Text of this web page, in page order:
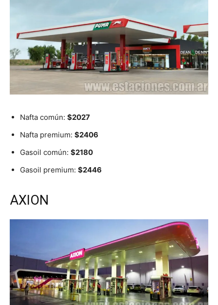
Nafta común: $2027
Nafta premium: $2406
Gasoil común: $2180
Gasoil premium: $2446
AXION